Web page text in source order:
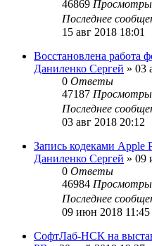
46869 Просмотры
Последнее
15 авг 2018 18:01
Восстановлена работа
Даниленко Сергей » 03
0 Ответы
47187 Просмотры
Последнее
03 авг 2018 20:12
Запись кодеками Apple
Даниленко Сергей » 09
0 Ответы
46984 Просмотры
Последнее
09 июн 2018 11:45
СофтЛаб-НСК на